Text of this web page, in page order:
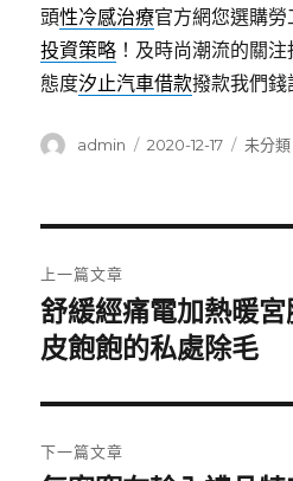
頭性冷感治療官方網您選購
投資策略 ！及時尚潮流的關
態度汐止汽車借款撥款我們錢
作
admin
發
2020-12-17
分
未分類
章
導
覽
上一篇文章
上
一
文
章:
舒緩經痛電加熱暖
皮飽飽的私處除毛
下一篇文章